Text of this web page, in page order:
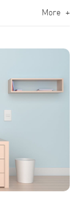
More +